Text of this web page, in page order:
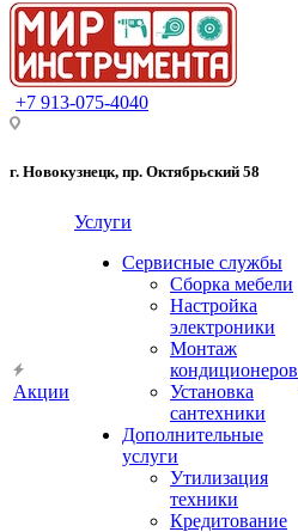
+7 913-075-4040
г. Новокузнецк, пр. Октябрьский 58
Акции
Услуги
Сервисные службы
Сборка мебели
Настройка
электроники
Монтаж
кондиционеров
Установка
сантехники
Дополнительные
услуги
Утилизация
техники
Кредитование